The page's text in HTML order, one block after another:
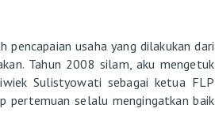
pencapaian usaha yang dilakukan dari
Tahun 2008 silam, aku mengetuk
Sulistyowati sebagai ketua FLP
pertemuan selalu mengingatkan baik